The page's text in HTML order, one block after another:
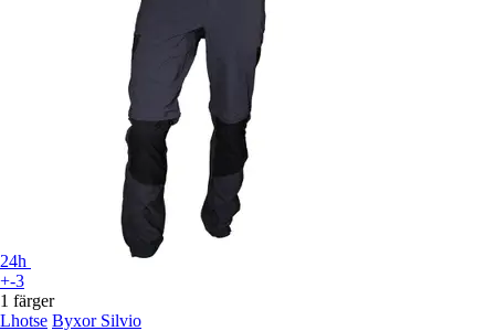
24h
+-3
1 färger
Lhotse Byxor Silvio